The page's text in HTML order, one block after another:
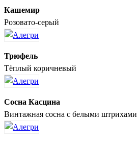
Кашемир
Розовато-серый
Трюфель
Тёплый коричневый
Сосна Касцина
Винтажная сосна с белыми штрихами